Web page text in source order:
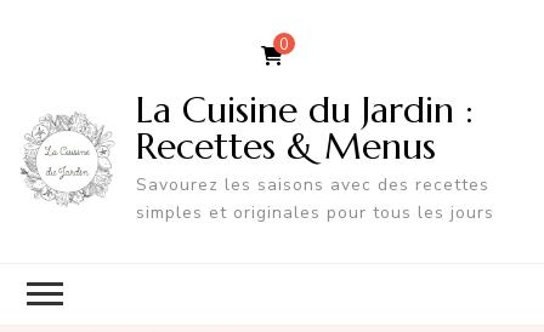
0
La Cuisine du Jardin :
Recettes & Menus
Savourez les saisons avec des recettes
simples et originales pour tous les jours